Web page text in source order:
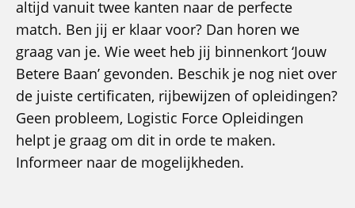
altijd vanuit twee kanten naar de perfecte
match. Ben jij er klaar voor? Dan horen we
graag van je. Wie weet heb jij binnenkort ‘Jouw
Betere Baan’ gevonden. Beschik je nog niet over
de juiste certificaten, rijbewijzen of opleidingen?
Geen probleem, Logistic Force Opleidingen
helpt je graag om dit in orde te maken.
Informeer naar de mogelijkheden.